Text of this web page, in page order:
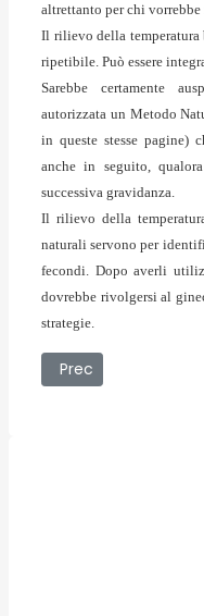
altrettanto per chi
Il rilievo della temperatura
ripetibile. Può essere
Sarebbe certamente
autorizzata un Metodo
in queste stesse pagine)
anche in seguito,
successiva gravidanza.
Il rilievo della
naturali servono per
fecondi. Dopo averli
dovrebbe rivolgersi al
strategie.
Articolo
Prec